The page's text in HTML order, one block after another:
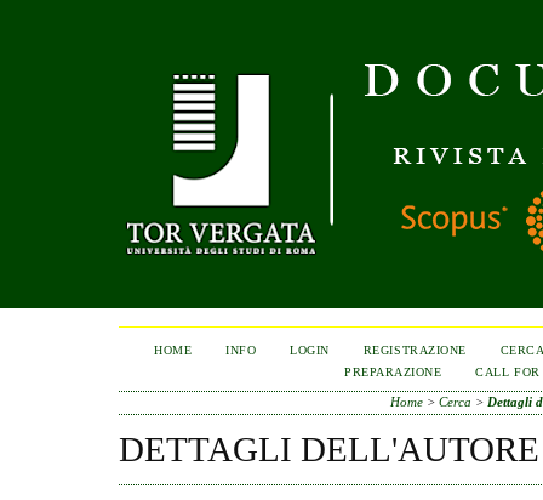
HOME INFO LOGIN REGISTRAZIONE
PREPARAZIONE
CALL FOR
Home> Cerca > Dettagli
DETTAGLI DELL'AUTORE